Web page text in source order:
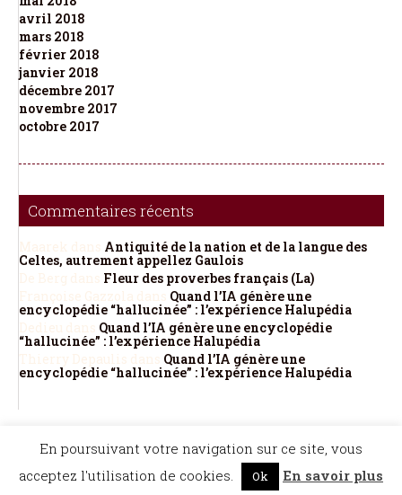
avril 2018
mars 2018
février 2018
janvier 2018
décembre 2017
novembre 2017
octobre 2017
Commentaires récents
Antiquité de la nation et de la langue des
Celtes, autrement appellez Gaulois
Fleur des proverbes français (La)
Quand l’IA génère une
encyclopédie “hallucinée” : l’expérience Halupédia
Quand l’IA génère une encyclopédie
“hallucinée” : l’expérience Halupédia
Quand l’IA génère une
encyclopédie “hallucinée” : l’expérience Halupédia
©Dicopathe - Tous droits réservés -Mentions légales- Réalisation :Bel et Bien
Vu
Restez à l'affût des actualités de Dicopathe -
Abonnez-vous !
En poursuivant votre navigation sur ce site, vous
acceptez l'utilisation de cookies.
Ok En savoir plus